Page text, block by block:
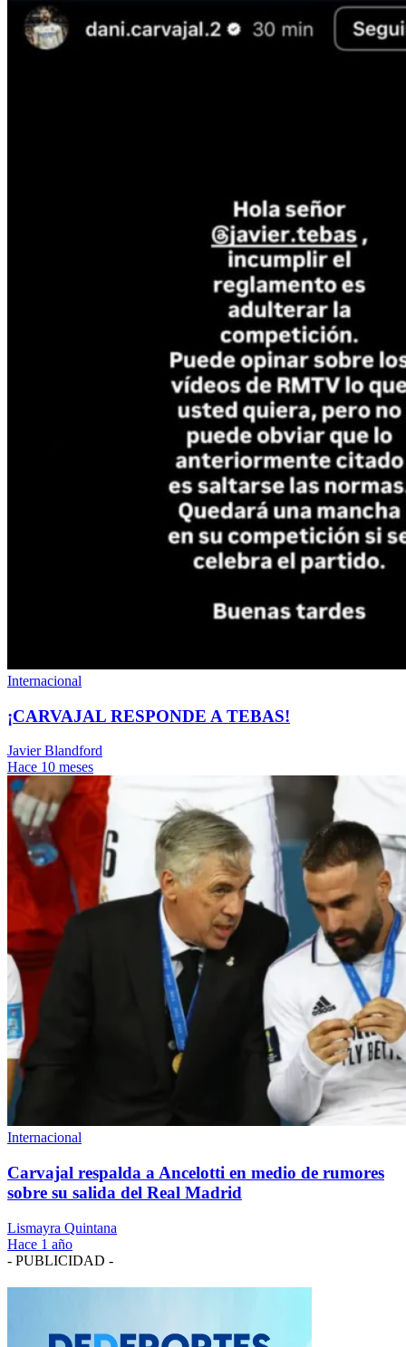
Internacional
¡CARVAJAL RESPONDE A TEBAS!
Javier Blandford
Hace 10 meses
Internacional
Carvajal respalda a Ancelotti en medio de rumores
sobre su salida del Real Madrid
Lismayra Quintana
Hace 1 año
- PUBLICIDAD -